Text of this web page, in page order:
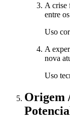
A crise
entre
Uso
A
nova
Uso
Origem